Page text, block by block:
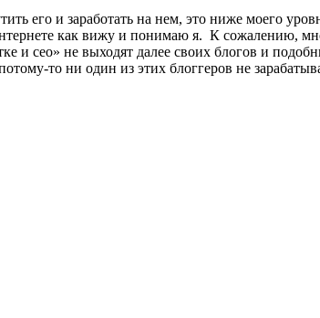
его и заработать на нем, это ниже моего
как вижу и понимаю я. К сожалению,
и сео» не выходят далее своих блогов и
то ни один из этих блоггеров не